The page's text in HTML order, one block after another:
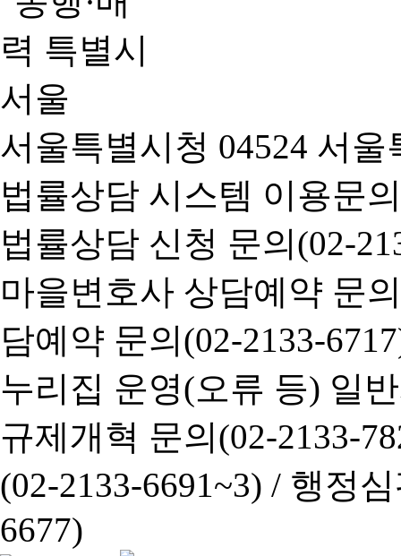
서울특별시청 04524 서
법률상담 시스템 이용문
법률상담 신청 문의(02-
마을변호사 상담예약 문
담예약 문의(02-2133-
누리집 운영(오류 등) 일
규제개혁 문의(02-2133-
(02-2133-6691~3) / 행정심
6677)